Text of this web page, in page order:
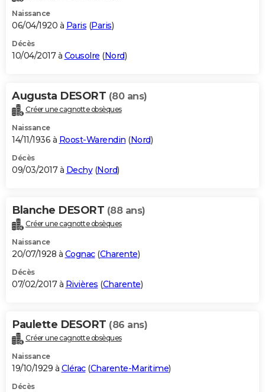
Naissance
06/04/1920 à Paris (Paris)
Décès
10/04/2017 à Cousolre (Nord)
Augusta DESORT (80 ans)
Créer une cagnotte obsèques
Naissance
14/11/1936 à Roost-Warendin (Nord)
Décès
09/03/2017 à Dechy(Nord)
Blanche DESORT (88 ans)
Créer une cagnotte obsèques
Naissance
20/07/1928 à Cognac(Charente)
Décès
07/02/2017 à Rivières (Charente)
Paulette DESORT (86 ans)
Créer une cagnotte obsèques
Naissance
19/10/1929 à Clérac(Charente-Maritime)
Décès